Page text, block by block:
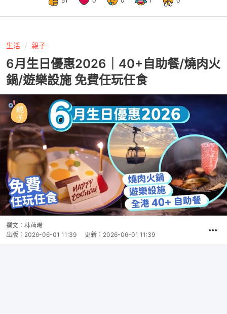
生活 親子
6月生日優惠2026｜40+自助餐/燒肉火
鍋/遊樂設施 免費任玩任食
撰文： 林荺晞
出版： 2026-06-01 11:39 更新： 2026-06-01 11:39